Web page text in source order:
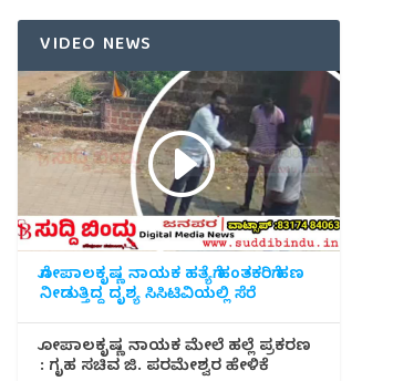
VIDEO NEWS
ಗೋಪಾಲಕೃಷ್ಣ ನಾಯಕ ಹತ್ಯೆಗೆ ಹಂತಕರಿಗೆ ಹಣ
ನೀಡುತ್ತಿದ್ದ ದೃಶ್ಯ ಸಿಸಿಟಿವಿಯಲ್ಲಿ ಸೆರೆ
ಗೋಪಾಲಕೃಷ್ಣ ನಾಯಕ ಮೇಲೆ ಹಲ್ಲೆ ಪ್ರಕರಣ
: ಗೃಹ ಸಚಿವ ಜಿ. ಪರಮೇಶ್ವರ ಹೇಳಿಕೆ